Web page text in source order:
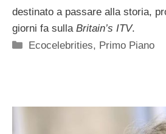
destinato a passare alla storia,
giorni fa sulla Britain’s ITV.
Categorie
Ecocelebrities, Primo Piano